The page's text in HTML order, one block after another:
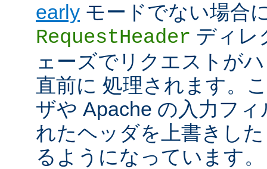
early モードでない場合
RequestHeader ディレ
ェーズでリクエストが
直前に 処理されます。
ザや Apache の入力フ
れたヘッダを上書きし
るようになっています。